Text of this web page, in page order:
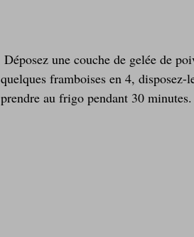
quelques framboises en 4,
prendre au frigo pendant 30 minutes.